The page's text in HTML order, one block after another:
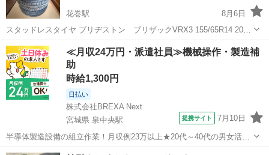
花巻駅
8月6日
スタッドレスタイヤ ブリヂストン ブリザックVRX3 155/65R14 2021
年製 プラットホームまで3ミリくらい 2022年購入後、往復10キロ程の
通勤に3シーズン使用しました 交替勤務をしてますので返信遅めです
岩手 花巻市 花巻駅 タイヤ、ホイール ブリザック
≪月収24万円・派遣社員≫機械操作・製造補
助
時給1,300円
日払い
株式会社BREXA Next
宮城県 泉中央駅
提携サイト 7月10日
半導体製造設備の組立作業！月収例23万以上★20代～40代の男女活躍
中中！社会保険完備！送迎あり！◎マイカー通勤OK＆無料駐車場完
宮城 泉中央駅 その他